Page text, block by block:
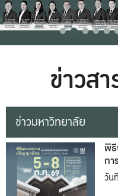
ข่าวส
ข่าวมหาวิทยาลัย
พิ
กา
วัน